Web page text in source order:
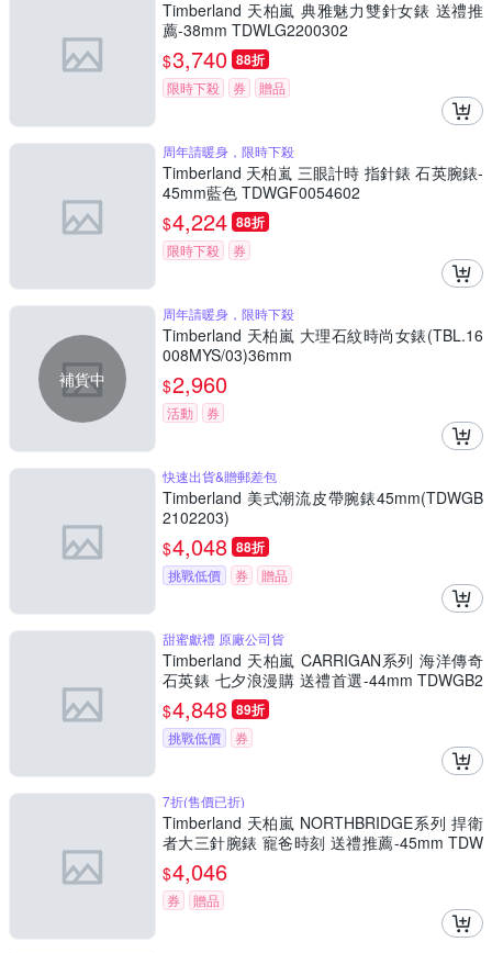
Timberland 天柏嵐 典雅魅力雙針女錶 送禮推
薦-38mm TDWLG2200302
$3,740 88折
限時下殺 券 贈品
周年請暖身，限時下殺
Timberland 天柏嵐 三眼計時 指針錶 石英腕錶-
45mm藍色 TDWGF0054602
$4,224 88折
限時下殺 券
補貨中
周年請暖身，限時下殺
Timberland 天柏嵐 大理石紋時尚女錶(TBL.16
008MYS/03)36mm
$2,960
活動 券
快速出貨&贈郵差包
Timberland 美式潮流皮帶腕錶45mm(TDWGB
2102203)
$4,048 88折
挑戰低價 券 贈品
甜蜜獻禮 原廠公司貨
Timberland 天柏嵐 CARRIGAN系列 海洋傳奇
石英錶 七夕浪漫購 送禮首選-44mm TDWGB2
230601
$4,848 89折
挑戰低價 券
7折(售價已折)
Timberland 天柏嵐 NORTHBRIDGE系列 捍衛
者大三針腕錶 寵爸時刻 送禮推薦-45mm TDW
GG0010806
$4,046
券 贈品